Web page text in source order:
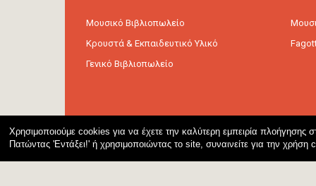
Χρησιμοποιούμε cookies για να έχετε την καλύτερη εμπειρία πλοήγησης
Πατώντας 'Εντάξει!' ή χρησιμοποιώντας το site, συναινείτε για την
Μουσικό Βιβλιοπωλείο
Κρουστά & Εκπαιδευτικό Υλικό
Γενικό Βιβλιοπωλείο